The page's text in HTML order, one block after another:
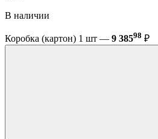
В наличии
Коробка (картон) 1 шт — 9 38598 ₽